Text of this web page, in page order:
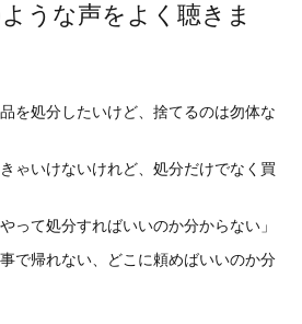
うな声をよく聴きま
を処分したいけど、捨てるのは勿体な
ゃいけないけれど、処分だけでなく買
って処分すればいいのか分からない」
で帰れない、どこに頼めばいいのか分